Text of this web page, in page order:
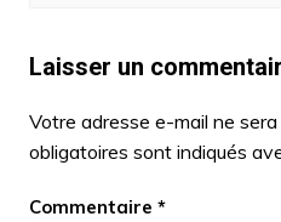
Laisser un
Votre adresse e-mail ne sera
obligatoires sont indiqués
Commentaire *